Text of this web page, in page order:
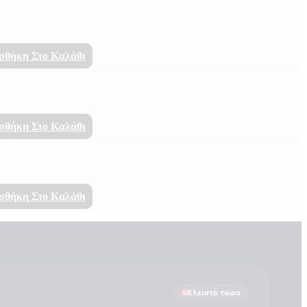
Στο Καλάθι
Στο Καλάθι
Στο Καλάθι
Κλειστά τώρα